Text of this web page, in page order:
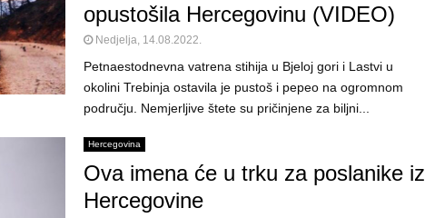
opustošila Hercegovinu (VIDEO)
Nedjelja, 14.08.2022.
Petnaestodnevna vatrena stihija u Bjeloj gori i Lastvi u
okolini Trebinja ostavila je pustoš i pepeo na ogromnom
području. Nemjerljive štete su pričinjene za biljni...
Hercegovina
Ova imena će u trku za poslanike iz
Hercegovine